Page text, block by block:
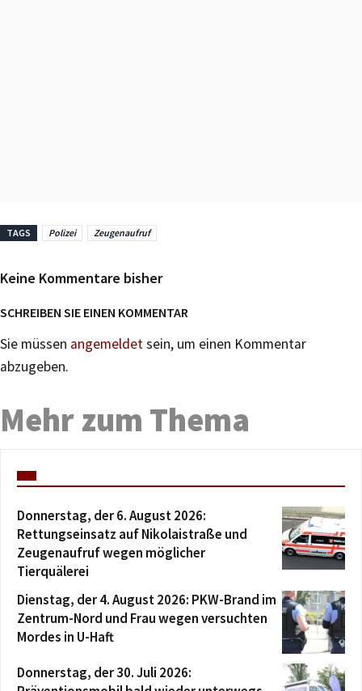
TAGS Polizei Zeugenaufruf
Keine Kommentare bisher
SCHREIBEN SIE EINEN KOMMENTAR
Sie müssen angemeldetsein, um einen Kommentar
abzugeben.
Mehr zum Thema
Donnerstag, der 6. August 2026:
Rettungseinsatz auf Nikolaistraße und
Zeugenaufruf wegen möglicher
Tierquälerei
Dienstag, der 4. August 2026: PKW-Brand im
Zentrum-Nord und Frau wegen versuchten
Mordes in U-Haft
Donnerstag, der 30. Juli 2026: